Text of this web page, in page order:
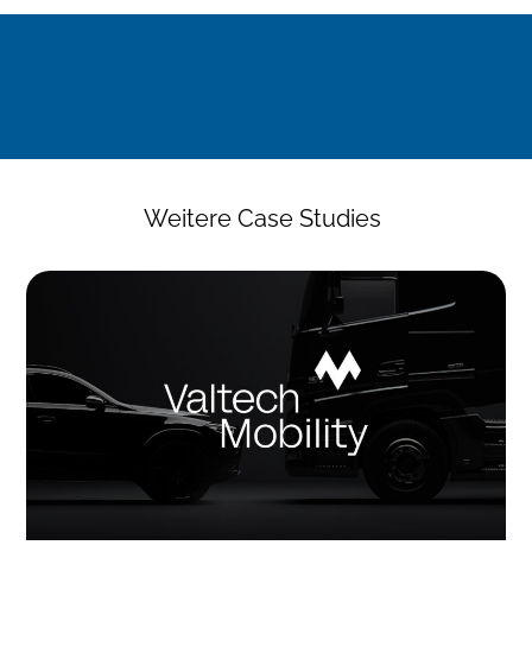
Weitere Case Studies